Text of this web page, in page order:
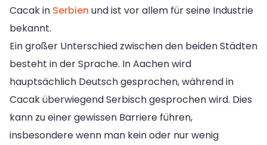
Cacak in Serbien und ist vor allem für seine Industrie
bekannt.
Ein großer Unterschied zwischen den beiden Städten
besteht in der Sprache. In Aachen wird
hauptsächlich Deutsch gesprochen, während in
Cacak überwiegend Serbisch gesprochen wird. Dies
kann zu einer gewissen Barriere führen,
insbesondere wenn man kein oder nur wenig